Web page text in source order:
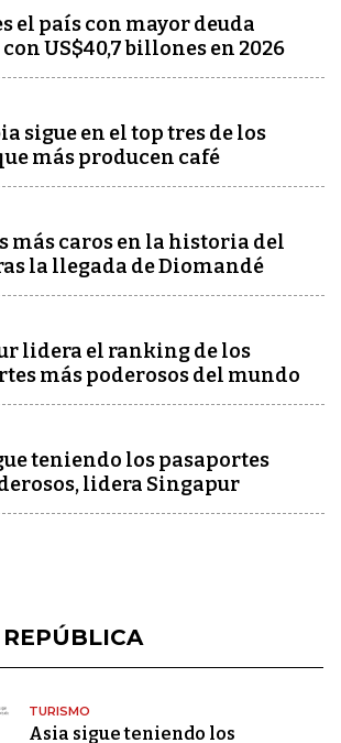
el país con mayor deuda
US$40,7 billones en 2026
sigue en el top tres de los
más producen café
más caros en la historia del
la llegada de Diomandé
lidera el ranking de los
más poderosos del mundo
teniendo los pasaportes
lidera Singapur
TURISMO
Asia sigue teniendo los